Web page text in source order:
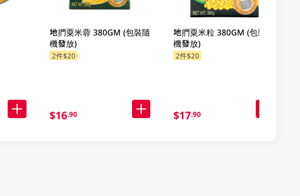
地捫粟米蓉 380GM (包裝隨
機發放)
2件$20
$16.90
地捫粟米粒 380GM (包裝隨
機發放)
2件$20
$17.90